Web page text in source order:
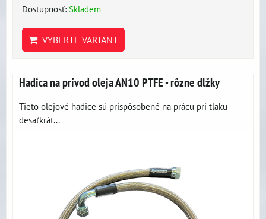
Dostupnosť: Skladem
VYBERTE VARIANT
Hadica na prívod oleja AN10 PTFE - rôzne dlžky
Tieto olejové hadice sú prispôsobené na prácu pri tlaku
desaťkrát...